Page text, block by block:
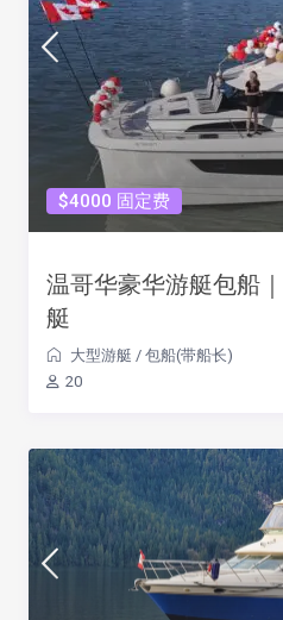
$4000 固定费
温哥华豪华游艇包船
艇
大型游艇 / 包船(带船长)
20